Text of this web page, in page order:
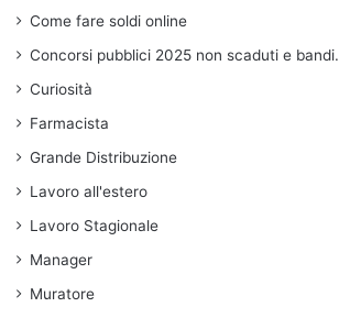
Come fare soldi online
Concorsi pubblici 2025 non scaduti e bandi.
Curiosità
Farmacista
Grande Distribuzione
Lavoro all'estero
Lavoro Stagionale
Manager
Muratore